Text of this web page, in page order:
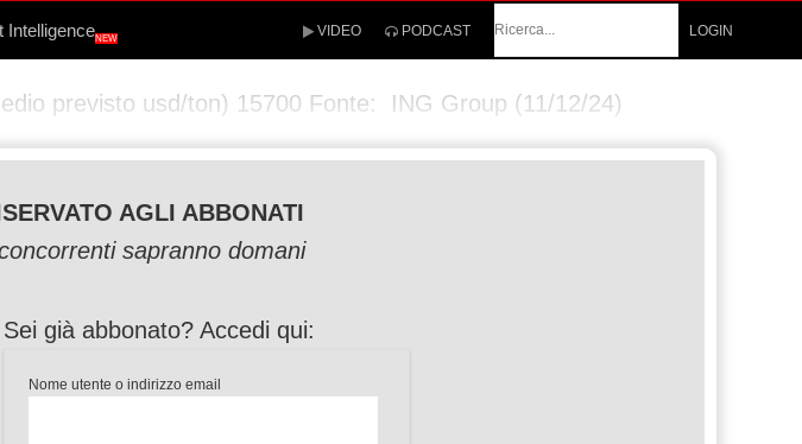
IntelligenceNEW VIDEO PODCAST
LOGIN
previsto usd/ton) 15700 Fonte: ING Group (11/12/24)
AGLI ABBONATI
sapranno domani
Sei già abbonato? Accedi qui:
Nome utente o indirizzo email